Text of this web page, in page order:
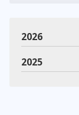
2026
2025